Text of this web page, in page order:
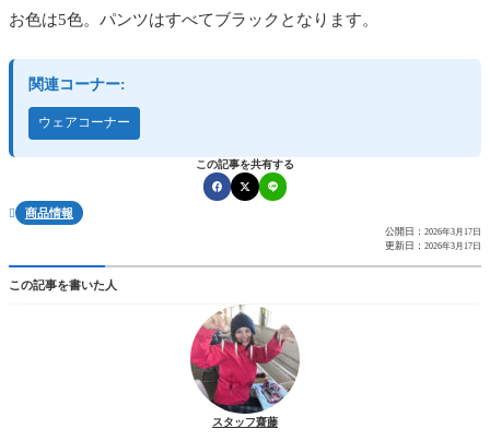
お色は5色。パンツはすべてブラックとなります。
関連コーナー:
ウェアコーナー
この記事を共有する
 商品情報
公開日： 2026年3月17日
更新日： 2026年3月17日
この記事を書いた人
スタッフ齋藤